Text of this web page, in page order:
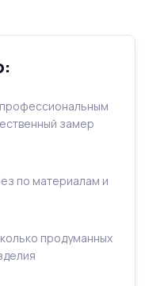
замер
по материалам и
продуманных